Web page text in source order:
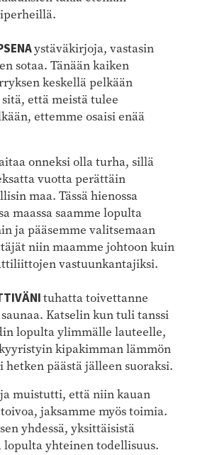
ystäväkirjoja, vastasin
sotaa. Tänään kaiken
keskellä pelkään
että meistä tulee
ettemme osaisi enää
onneksi olla turha, sillä
vuotta perättäin
maa. Tässä hienossa
maassa saamme lopulta
ja pääsemme valitsemaan
niin maamme johtoon kuin
vastuunkantajiksi.
tuhatta toivettanne
Katselin kun tuli tanssi
lopulta ylimmälle lauteelle,
kipakimman lämmön
hetken päästä jälleen suoraksi.
muistutti, että niin kauan
jaksamme myös toimia.
yhdessä, yksittäisistä
lopulta yhteinen todellisuus.